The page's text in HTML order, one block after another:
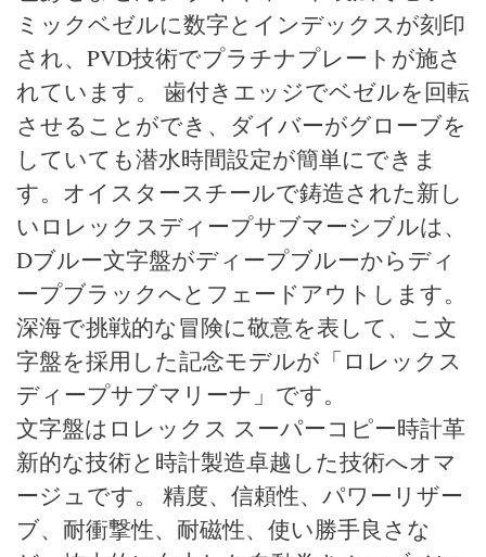
ミックベゼルに数字とインデックスが刻印
され、PVD技術でプラチナプレートが施さ
れています。 歯付きエッジでベゼルを回転
させることができ、ダイバーがグローブを
していても潜水時間設定が簡単にできま
す。オイスタースチールで鋳造された新し
いロレックスディープサブマーシブルは、
Dブルー文字盤がディープブルーからディ
ープブラックへとフェードアウトします。
深海で挑戦的な冒険に敬意を表して、こ文
字盤を採用した記念モデルが「ロレックス
ディープサブマリーナ」です。
文字盤はロレックス スーパーコピー時計革
新的な技術と時計製造卓越した技術へオマ
ージュです。 精度、信頼性、パワーリザー
ブ、耐衝撃性、耐磁性、使い勝手良さな